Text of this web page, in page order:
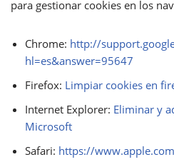
para gestionar cookies en los
Chrome: http://
hl=es&answer=95647
Firefox: Limpiar cookies en
Internet Explorer: Eliminar y
Microsoft
Safari: https://